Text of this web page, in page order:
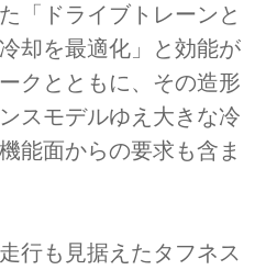
「ドライブトレーンと
却を最適化」と効能が
クとともに、その造形
スモデルゆえ大きな冷
能面からの要求も含ま
行も見据えたタフネス